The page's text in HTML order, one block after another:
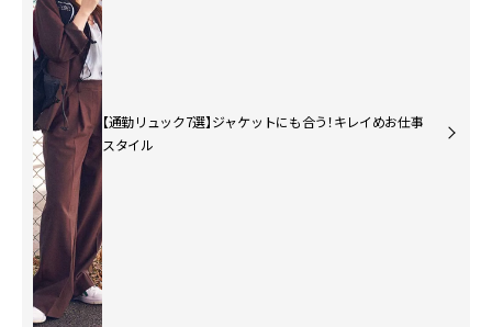
【通勤リュック7選】ジャケットにも合う！キレイめお仕事
スタイル